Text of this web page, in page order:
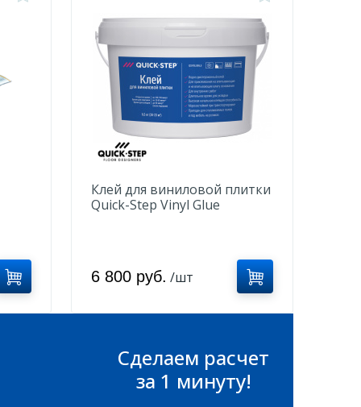
Клей для виниловой плитки
Quick-Step Vinyl Glue
6 800 руб. /шт
Сделаем расчет
за 1 минуту!